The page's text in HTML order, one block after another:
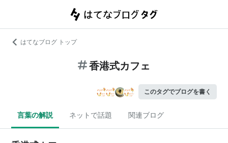
はてなブログ トップ
香港式カフェ
このタグでブログを書く
言葉の解説 ネットで話題 関連ブログ